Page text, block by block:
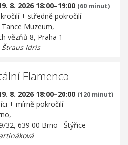
8. 2026 18:00–19:00 (60 minut)
+ středně pokročilí
Muzeum,
vězňů 8, Praha 1
Štraus Idris
Flamenco
8. 2026 18:00–20:00 (120 minut)
+ mírně pokročilí
32, 639 00 Brno - Štýřice